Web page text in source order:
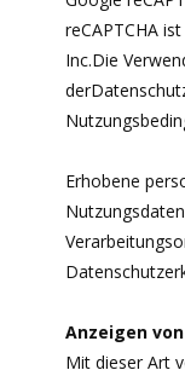
reCAPTCHA
Inc.Die
Erhobene
Anzeigen
Mit dieser Art